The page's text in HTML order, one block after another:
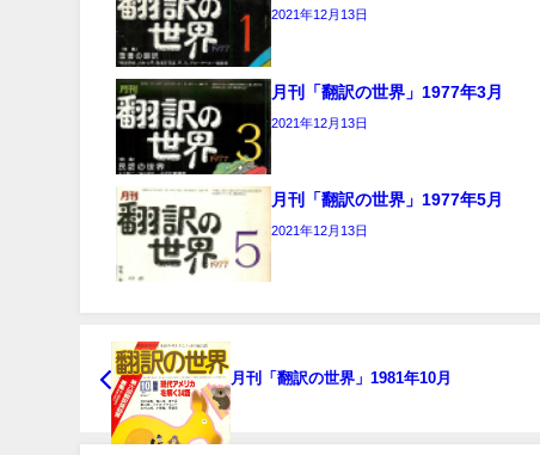
2021年12月13日
月刊「翻訳の世界」1977年3月
2021年12月13日
月刊「翻訳の世界」1977年5月
2021年12月13日
月刊「翻訳の世界」1981年10月